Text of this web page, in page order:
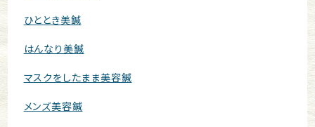
ひととき美鍼
はんなり美鍼
マスクをしたまま美容鍼
メンズ美容鍼